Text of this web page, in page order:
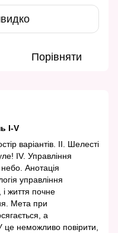
Порівняти
I-V
варіантів. ІІ. Шелесті
IV. Управління
Анотація
управління
і життя почне
Мета при
а
це неможливо повірити,